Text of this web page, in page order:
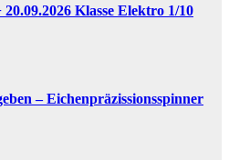
Klasse Elektro 1/10
– Eichenpräzissionsspinner